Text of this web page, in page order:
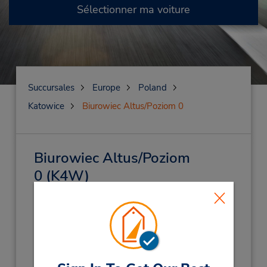
Sélectionner ma voiture
Succursales Europe
Poland
Katowice
Biurowiec Altus/Poziom 0
Biurowiec Altus/Poziom
0(K4W)
Biurowiec Altus / Poziom 0,
40-007,
Poland
+48 601 354 812